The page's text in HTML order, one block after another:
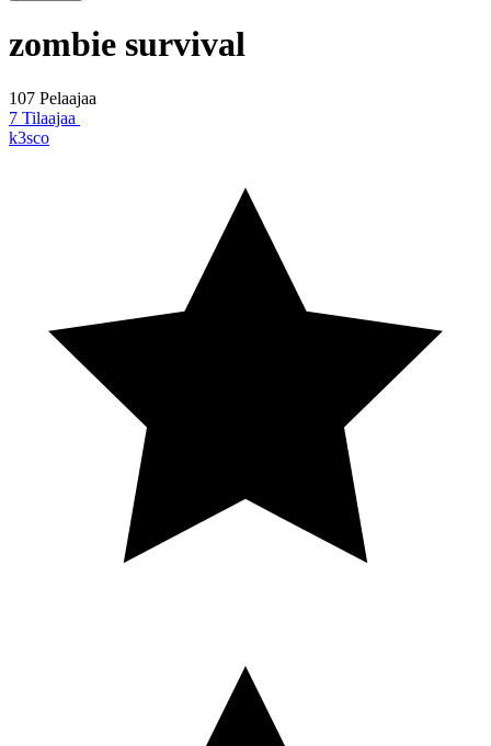
zombie survival
107 Pelaajaa
7 Tilaajaa
k3sco